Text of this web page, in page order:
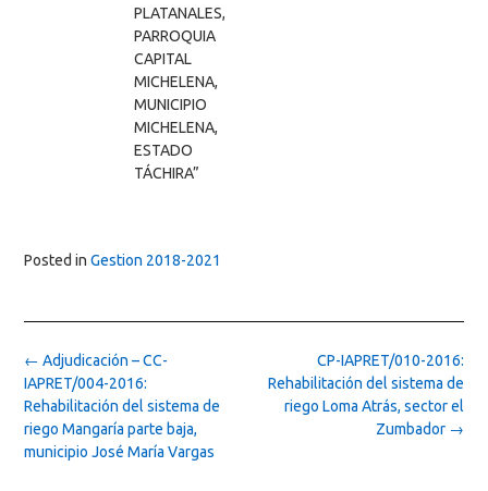
PLATANALES,
PARROQUIA
CAPITAL
MICHELENA,
MUNICIPIO
MICHELENA,
ESTADO
TÁCHIRA”
Posted in Gestion 2018-2021
Post
navigation
CP-IAPRET/010-2016:
Rehabilitación del sistema de
riego Loma Atrás, sector el
Zumbador →
← Adjudicación – CC-
IAPRET/004-2016:
Rehabilitación del sistema de
riego Mangaría parte baja,
municipio José María Vargas